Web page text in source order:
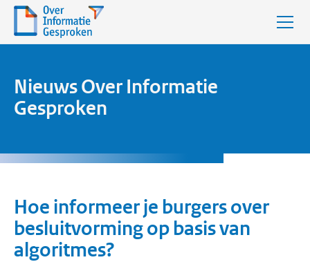
Nieuws Over Informatie
Gesproken
Hoe informeer je burgers over
besluitvorming op basis van
algoritmes?